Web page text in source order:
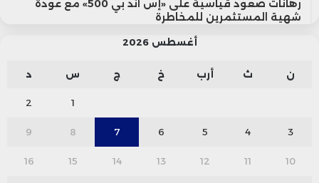
رهانات صعود قياسية على «إس آند بي 500» مع عودة
شهية المستثمرين للمخاطرة
أغسطس 2026
ن ث أرب خ ج س د
1
2
3
4
5
6
7
8
9
10
11
12
13
14
15
16